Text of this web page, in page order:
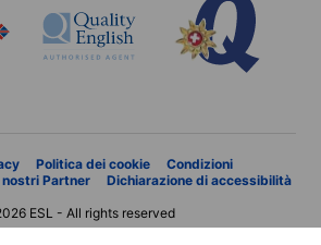
Politica dei cookie
Condizioni
nostri Partner
Dichiarazione di accessibilità
ESL - All rights reserved